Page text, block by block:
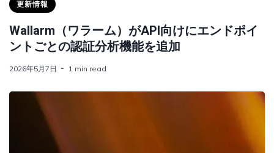
更新情報
Wallarm（ワラーム）がAPI向けにエンドポイ
ントごとの認証分析機能を追加
2026年5月7日 1 min read